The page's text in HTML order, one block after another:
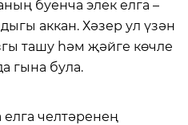
буенча элек елга –
аккан. Хәзер ул үзән
ташу һәм җәйге көчле
гына була.
челтәренең